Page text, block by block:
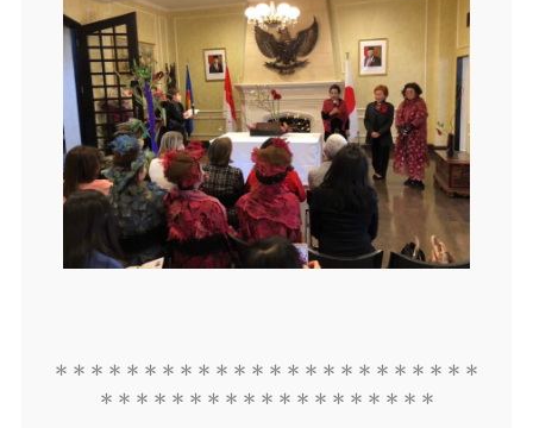
＊＊＊＊＊＊＊＊＊＊＊＊＊＊＊＊＊＊＊＊＊＊＊＊
＊＊＊＊＊＊＊＊＊＊＊＊＊＊＊＊＊＊＊